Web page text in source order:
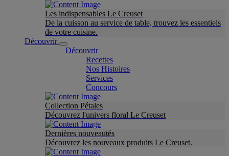
Les indispensables Le Creuset
De la cuisson au service de table, trouvez les essentiels
de votre cuisine.
Découvrir
Découvrir
Recettes
Nos Histoires
Services
Concours
Collection Pétales
Découvrez l'univers floral Le Creuset
Dernières nouveautés
Découvrez les nouveaux produits Le Creuset.